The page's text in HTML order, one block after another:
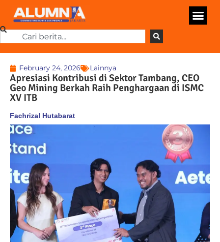
February 24, 2026 Lainnya
Apresiasi Kontribusi di Sektor Tambang, CEO
Geo Mining Berkah Raih Penghargaan di ISMC
XV ITB
Fachrizal Hutabarat